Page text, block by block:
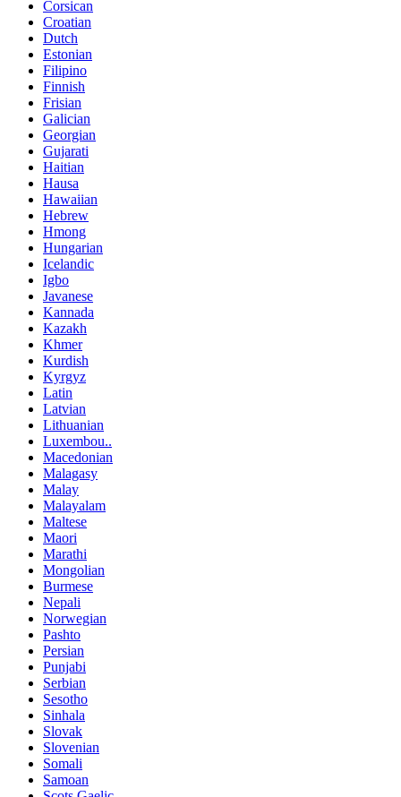
Corsican
Croatian
Dutch
Estonian
Filipino
Finnish
Frisian
Galician
Georgian
Gujarati
Haitian
Hausa
Hawaiian
Hebrew
Hmong
Hungarian
Icelandic
Igbo
Javanese
Kannada
Kazakh
Khmer
Kurdish
Kyrgyz
Latin
Latvian
Lithuanian
Luxembou..
Macedonian
Malagasy
Malay
Malayalam
Maltese
Maori
Marathi
Mongolian
Burmese
Nepali
Norwegian
Pashto
Persian
Punjabi
Serbian
Sesotho
Sinhala
Slovak
Slovenian
Somali
Samoan